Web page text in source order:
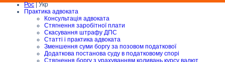
Рос| Укр
Практика адвоката
Консультація адвоката
Стягнення заробітної плати
Скасування штрафу ДПС
Статті і практика адвоката
Зменшення суми боргу за позовом податкової
Додаткова постанова суду в податковому спорі
Стягнення боргу з урахуванням коливань курсу валют